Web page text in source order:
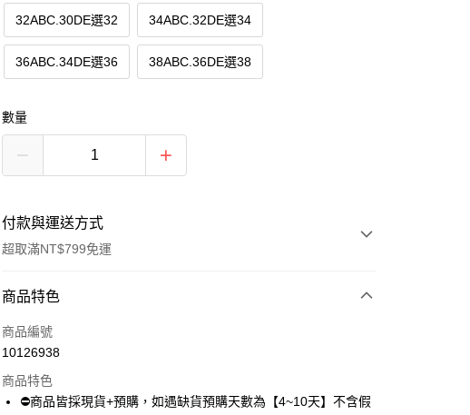
32ABC.30DE選32 34ABC.32DE選34
36ABC.34DE選36 38ABC.36DE選38
數量
付款與運送方式
超取滿NT$799免運
付款方式
信用卡一次付款
LINE Pay
商品特色
商品編號
10126938
商品特色
⛔商品皆採現貨+預購，如遇缺貨預購天數為【4~10天】不含假